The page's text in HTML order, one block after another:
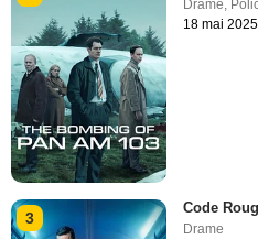
Drame,
18 mai
3
Code
Drame